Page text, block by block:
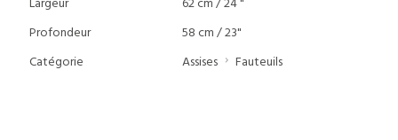
Profondeur
58 cm / 23"
Catégorie
Assises Fauteuils